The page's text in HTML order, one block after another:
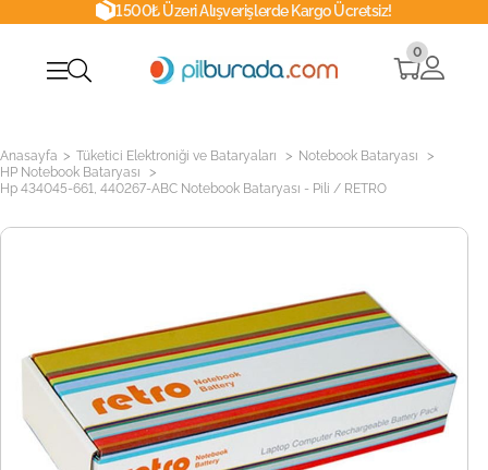
1500₺ Üzeri Alışverişlerde Kargo Ücretsiz!
0
Anasayfa > Tüketici Elektroniği ve Bataryaları > Notebook Bataryası >
HP Notebook Bataryası >
Hp 434045-661, 440267-ABC Notebook Bataryası - Pili / RETRO